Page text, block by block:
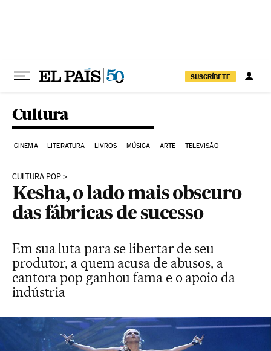
SUSCRÍBETE
Cultura
CINEMA LITERATURA LIVROS MÚSICA ARTE TELEVISÃO
CULTURA POP
Kesha, o lado mais obscuro
das fábricas de sucesso
Em sua luta para se libertar de seu
produtor, a quem acusa de abusos, a
cantora pop ganhou fama e o apoio da
indústria